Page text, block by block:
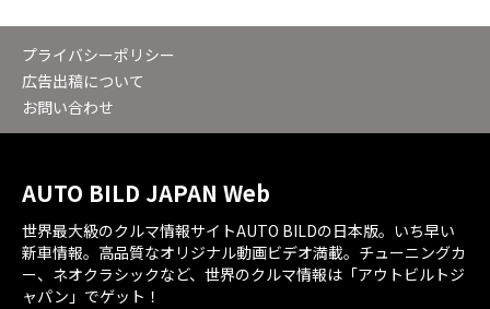
プライバシーポリシー
広告出稿について
お問い合わせ
AUTO BILD JAPAN Web
世界最大級のクルマ情報サイトAUTO BILDの日本版。いち早い
新車情報。高品質なオリジナル動画ビデオ満載。チューニングカ
ー、ネオクラシックなど、世界のクルマ情報は「アウトビルトジ
ャパン」でゲット！